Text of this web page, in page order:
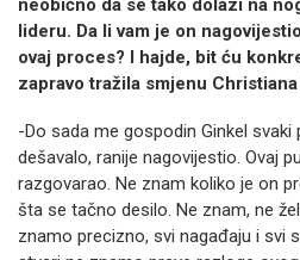
neobično da se tako dolazi na
lideru. Da li vam je on
ovaj proces? I hajde, bit ću
zapravo tražila smjenu
-Do sada me gospodin Ginkel
dešavalo, ranije nagovijestio. Ovaj
razgovarao. Ne znam koliko je on
šta se tačno desilo. Ne znam, ne
znamo precizno, svi nagađaju i svi